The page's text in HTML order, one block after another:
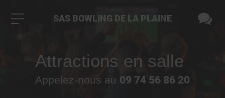
Attractions en salle
Appelez-nous au 09 74 56 86 20
SAS BOWLING DE LA PLAINE